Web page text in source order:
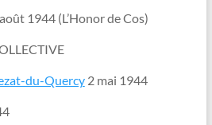
1944 (L’Honor de Cos)
du-Quercy2 mai 1944